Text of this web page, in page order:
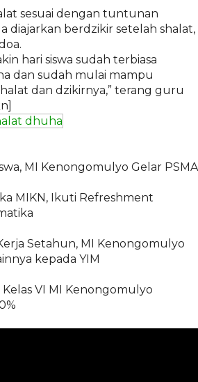
sesuai dengan tuntunan
diajarkan berdzikir setelah shalat,
hari siswa sudah terbiasa
dan sudah mulai mampu
dan dzikirnya,” terang guru
dhuha
MI Kenongomulyo Gelar PSMA
MIKN, Ikuti Refreshment
Setahun, MI Kenongomulyo
kepada YIM
VI MI Kenongomulyo